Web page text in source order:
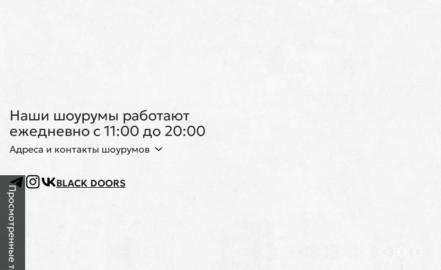
Наши шоурумы работают
ежедневно с 11:00 до 20:00
Адреса и контакты шоурумов
BLACK DOORS
Просмотренные товары